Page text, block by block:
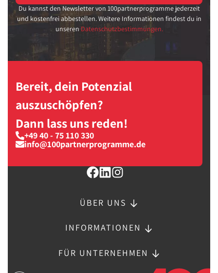
Du kannst den Newsletter von 100partnerprogramme jederzeit
und kostenfrei abbestellen. Weitere Informationen findest du in
unseren Datenschutzbestimmungen.
Bereit, dein Potenzial
auszuschöpfen?
Dann lass uns reden!
+49 40 - 75 110 330
info@100partnerprogramme.de
ÜBER UNS
INFORMATIONEN
FÜR UNTERNEHMEN